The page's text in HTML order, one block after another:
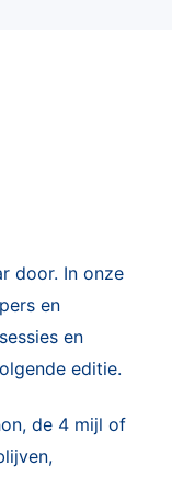
door. In onze
en
en
editie.
de 4 mijl of